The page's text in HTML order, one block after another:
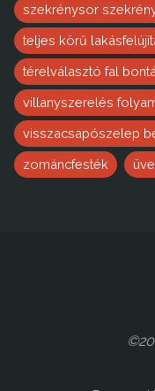
szekrénysor
teljes körű
térelválasztó fal
villanyszerelés
visszacsapószelep
zománcfesték